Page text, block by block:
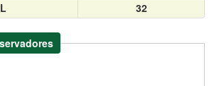
32